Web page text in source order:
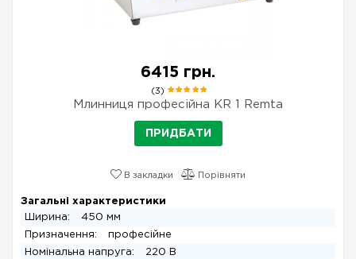
6415 грн.
(3)
Млинниця професійна KR 1 Remta
ПРИДБАТИ
В закладки Порівняти
Загальні характеристики
Ширина:
450 мм
Призначення:
професійне
Номінальна напруга:
220 В